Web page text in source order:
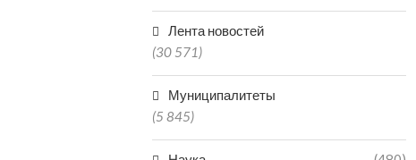
Лента новостей
(30 571)
Муниципалитеты
(5 845)